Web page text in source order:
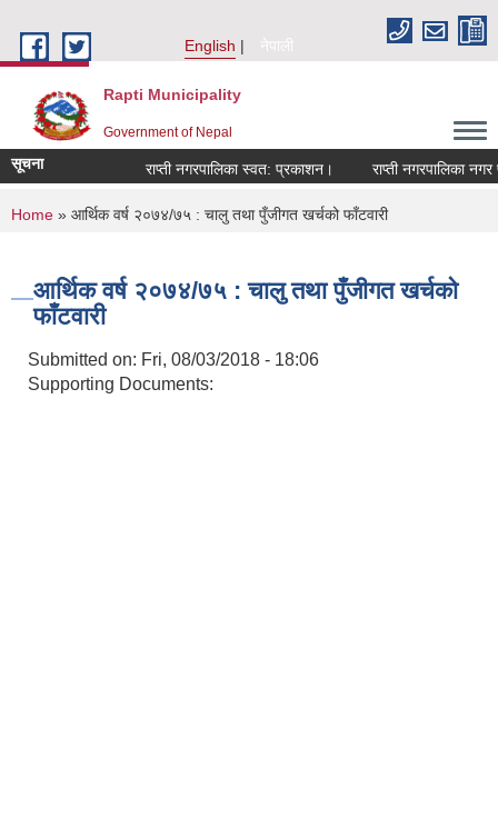
English
नेपाली
Rapti Municipality
Government of Nepal
सूचना राप्ती नगरपालिका स्वत: प्रकाशन। राप्ती नगरपालिका नगर
You are here
Home » आर्थिक वर्ष २०७४/७५ : चालु तथा पुँजीगत खर्चको फाँटवारी
आर्थिक वर्ष २०७४/७५ : चालु तथा पुँजीगत खर्चको
फाँटवारी
Submitted on: Fri, 08/03/2018 - 18:06
Supporting Documents: